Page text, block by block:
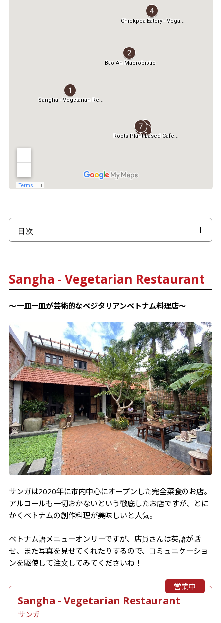
目次
Roots Plant-based Cafe
Chickpea Eatery
【閉店】LANG３
The Crafty Cow
さいごに
Sangha - Vegetarian Restaurant
～一皿一皿が芸術的なベジタリアンベトナム料理店～
サンガは2020年に市内中心にオープンした完全菜食のお店。
アルコールも一切おかないという徹底したお店ですが、とに
かくベトナムの創作料理が美味しいと人気。
ベトナム語メニューオンリーですが、店員さんは英語が話
せ、また写真を見せてくれたりするので、コミュニケーショ
ンを駆使して注文してみてくださいね！
営業中
Sangha - Vegetarian Restaurant
サンガ